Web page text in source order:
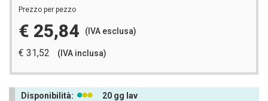
Prezzo per pezzo
€ 25,84 (IVA esclusa)
€ 31,52 (IVA inclusa)
Disponibilità: 20 gg lav